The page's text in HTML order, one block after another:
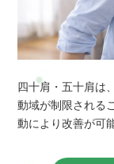
四十肩・五十肩は
動域が制限される
動により改善が可